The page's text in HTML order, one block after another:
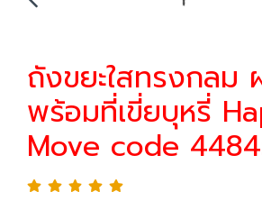
ถังขยะใสทรงกลม
พร้อมที่เขี่ยบุหรี่
Move code